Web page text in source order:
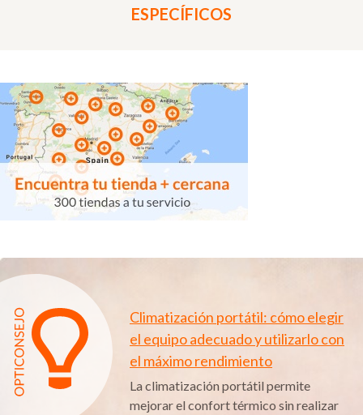
ESPECÍFICOS
Climatización portátil: cómo elegir
el equipo adecuado y utilizarlo con
el máximo rendimiento
La climatización portátil permite
mejorar el confort térmico sin realizar